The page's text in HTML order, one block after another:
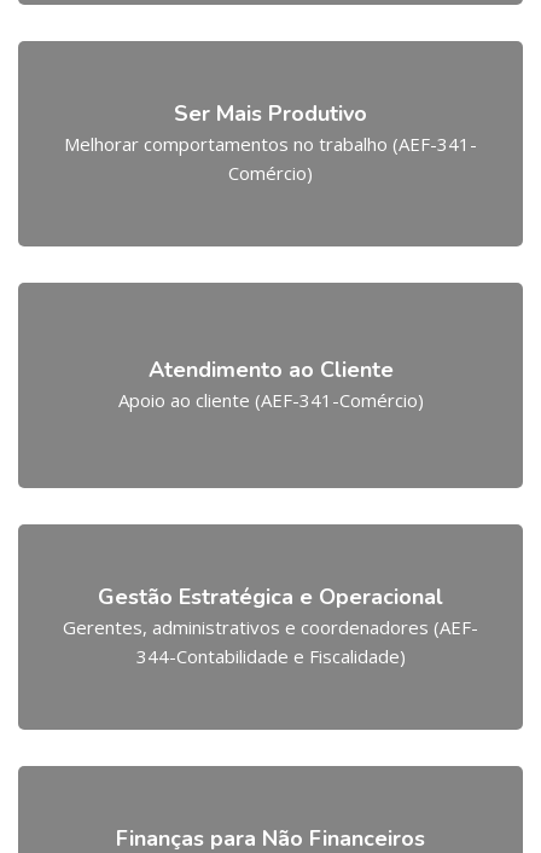
Ser Mais Produtivo
Melhorar comportamentos no trabalho (AEF-341-
Comércio)
Atendimento ao Cliente
Apoio ao cliente (AEF-341-Comércio)
Gestão Estratégica e Operacional
Gerentes, administrativos e coordenadores (AEF-
344-Contabilidade e Fiscalidade)
Finanças para Não Financeiros